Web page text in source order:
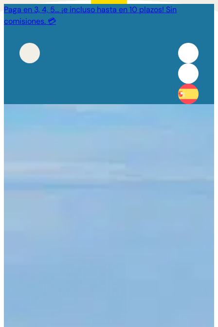
Paga en 3, 4, 5… ¡e incluso hasta en 10 plazos! Sin
comisiones. 💳